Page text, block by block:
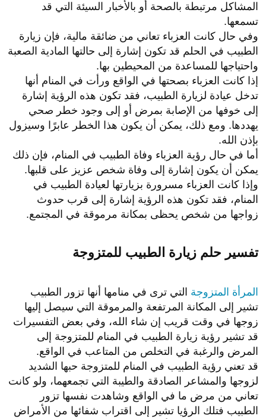
المشاكل مرتبطة بالصحة أو بالأخبار السيئة التي قد
تسمعها.
وفي حال كانت العزباء تعاني من ضائقة مالية، فإن زيارة
الطبيب في الحلم قد تكون إشارة إلى حالتها المادية الصعبة
واحتياجها للمساعدة من المحيطين بها.
إذا كانت العزباء بصحتها في الواقع ورأت في المنام أنها
تدخل عيادة لزيارة الطبيب، فقد تكون هذه الرؤية إشارة
إلى خوفها من الإصابة بمرض أو إلى وجود خطر صحي
يهددها. ومع ذلك، يمكن أن يكون هذا الخطر عابرًا وسيزول
بإذن الله.
أما في حال رؤية العزباء وفاة الطبيب في المنام، فإن ذلك
يمكن أن يكون إشارة إلى وفاة شخص عزيز على قلبها.
وإذا كانت العزباء مسرورة بزيارتها لعيادة الطبيب في
المنام، فقد تكون هذه الرؤية إشارة إلى قرب حدوث
زواجها من شخص يحظى بمكانة مرموقة في المجتمع.
تفسير حلم زيارة الطبيب للمتزوجة
المرأة المتزوجة التي ترى في منامها أنها تزور الطبيب
تشير إلى المكانة المرتفعة والمرموقة التي سيصل إليها
زوجها في وقت قريب إن شاء الله، وفي بعض التفسيرات
قد تشير رؤية زيارة الطبيب في المنام للمتزوجة إلى
المرض والرغبة في التخلص من المتاعب في الواقع.
قد تعني رؤية الطبيب في المنام للمتزوجة حبها الشديد
لزوجها والمشاعر الصادقة والطيبة التي تجمعهما، ولو كانت
تعاني من مرض ما في الواقع وشاهدت نفسها تزور
الطبيب فتلك الرؤيا تشير إلى اقتراب شفائها من الأمراض